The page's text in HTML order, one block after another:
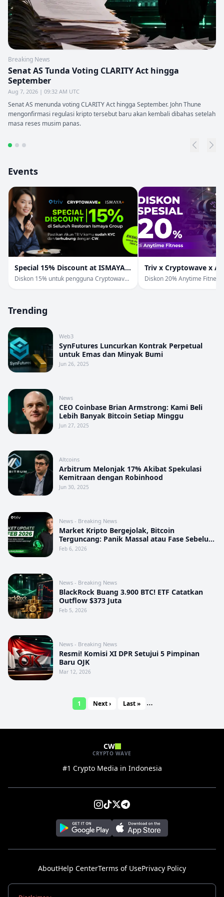
Breaking News
Senat AS Tunda Voting CLARITY Act hingga
September
Aug 7, 2026 | 09:32 AM UTC
Senat AS menunda voting CLARITY Act hingga September. John Thune
mengonfirmasi regulasi kripto tersebut baru akan kembali dibahas setelah
masa reses musim panas.
Events
Special 15% Discount at ISMAYA
Group
Diskon 15% untuk pengguna Cryptowave
Triv x Cryptowave x
Fitness
Diskon 20% Anytime
Trending
Web3
SynFutures Luncurkan Kontrak Perpetual
untuk Emas dan Minyak Bumi
Jun 26, 2025
News
CEO Coinbase Brian Armstrong: Kami Beli
Lebih Banyak Bitcoin Setiap Minggu
Jun 27, 2025
Altcoins
Arbitrum Melonjak 17% Akibat Spekulasi
Kemitraan dengan Robinhood
Jun 30, 2025
News - Breaking News
Market Kripto Bergejolak, Bitcoin
Terguncang: Panik Massal atau Fase Sebelum
Pergerakan Besar?
Feb 6, 2026
News - Breaking News
BlackRock Buang 3.900 BTC! ETF Catatkan
Outflow $373 Juta
Feb 5, 2026
News - Breaking News
Resmi! Komisi XI DPR Setujui 5 Pimpinan
Baru OJK
Mar 12, 2026
1 …
Next › Last »
CW
CRYPTO WAVE
#1 Crypto Media in Indonesia
AboutHelp CenterTerms of UsePrivacy Policy